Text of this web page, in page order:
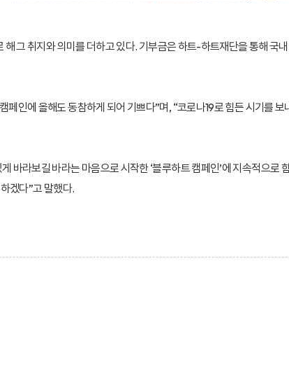
그 취지와 의미를 더하고 있다. 기부금은 하트-하트재단을 통해 국
인에 올해도 동참하게 되어 기쁘다”며, “코로나19로 힘든 시기를
라보길 바라는 마음으로 시작한 ‘블루하트 캠페인’에 지속적으로
겠다”고 말했다.